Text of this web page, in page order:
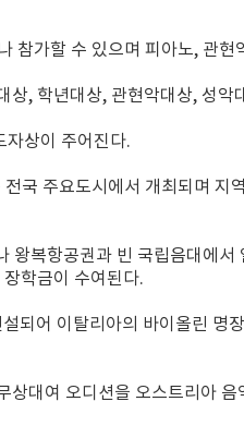
참가할 수 있으며 피아노, 관
, 학년대상, 관현악대상, 성
자상이 주어진다.
국 주요도시에서 개최되며
왕복항공권과 빈 국립음대
학금이 수여된다.
되어 이탈리아의 바이올린 명
대여 오디션을 오스트리아